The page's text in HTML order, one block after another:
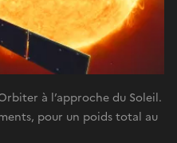
à l’approche du Soleil.
pour un poids total au